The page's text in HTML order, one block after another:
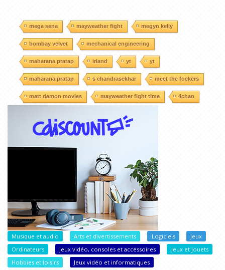
mega sena mayweather fight megyn kelly
bombay velvet mechanical engineering
maharana pratap irland yt yt
maharana pratap s chandrasekhar meet the fockers
matt damon movies mayweather fight time 4chan
Musique et audio Arts et divertissements Logiciels
Jeux
Ordinateurs
Jeux vidéo, consoles et accessoires
Jeux et jouets
Hobbies et loisirs
Jeux vidéo et informatiques